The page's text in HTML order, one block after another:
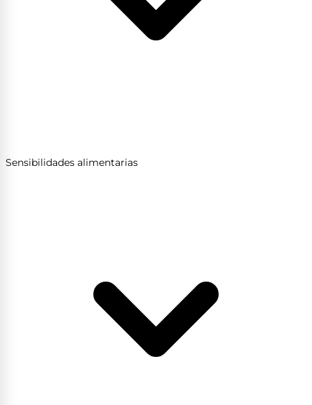
Sensibilidades alimentarias